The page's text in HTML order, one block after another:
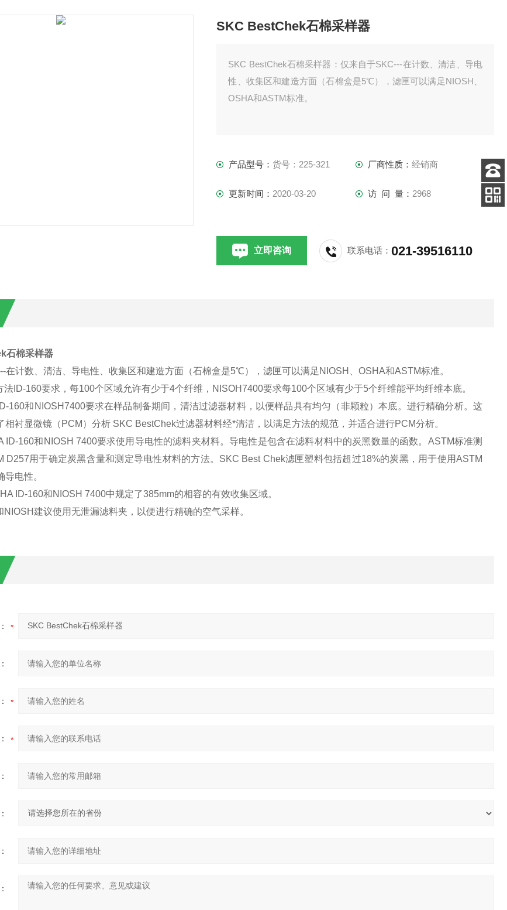
SKC BestChek石棉采样器
SKC BestChek石棉采样器：仅来自于SKC---在计数、清洁、导电
性、收集区和建造方面（石棉盒是5℃），滤匣可以满足NIOSH、
OSHA和ASTM标准。
产品型号：货号：225-321 厂商性质： 经销商
更新时间： 2020-03-20 访 问 量： 2968
立即咨询 联系电话：021-39516110
石棉采样器
在计数、清洁、导电性、收集区和建造方面（石棉盒是5℃），滤匣可以满足NIOSH、OSHA和ASTM标准。
法ID-160要求，每100个区域允许有少于4个纤维，NISOH7400要求每100个区域有少于5个纤维能平均纤维本底。
160和NIOSH7400要求在样品制备期间，清洁过滤器材料，以便样品具有均匀（非颗粒）本底。进行精确分析。这
相衬显微镜（PCM）分析 SKC BestChek过滤器材料经*清洁，以满足方法的规范，并适合进行PCM分析。
ID-160和NIOSH 7400要求使用导电性的滤料夹材料。导电性是包含在滤料材料中的炭黑数量的函数。ASTM标准测
D257用于确定炭黑含量和测定导电性材料的方法。SKC Best Chek滤匣塑料包括超过18%的炭黑，用于使用ASTM
电性。
ID-160和NIOSH 7400中规定了385mm的相容的有效收集区域。
NIOSH建议使用无泄漏滤料夹，以便进行精确的空气采样。
客服
电话